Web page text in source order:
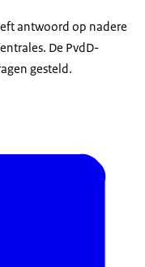
antwoord op nadere
De PvdD-
gesteld.